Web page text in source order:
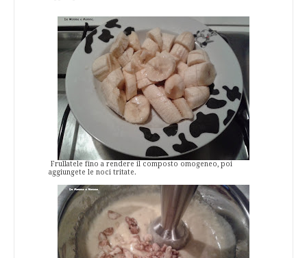
Frullatele fino a rendere il composto omogeneo, poi
aggiungete le noci tritate.